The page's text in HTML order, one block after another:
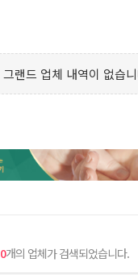
그랜드 업체 내역이 없습
0개의 업체가 검색되었습니다.